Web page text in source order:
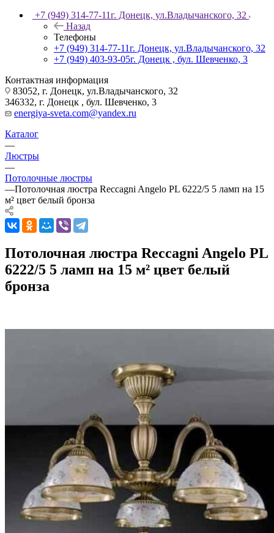
+7 (949) 314-77-11г. Донецк, ул.Владычанского, 32
Назад
Телефоны
+7 (949) 314-77-11г. Донецк, ул.Владычанского, 32
+7 (949) 403-93-05г. Донецк , бул. Шевченко, 3
Контактная информация
83052, г. Донецк, ул.Владычанского, 32
346332, г. Донецк , бул. Шевченко, 3
energiya-sveta.com@yandex.ru
Каталог
—
Люстры
—
Потолочные люстры
—Потолочная люстра Reccagni Angelo PL 6222/5 5 ламп на 15
м² цвет белый бронза
Потолочная люстра Reccagni Angelo PL
6222/5 5 ламп на 15 м² цвет белый
бронза